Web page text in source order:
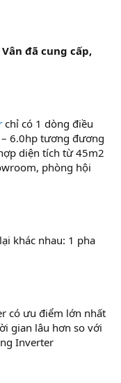
đã cung cấp,
chỉ có 1 dòng điều
6.0hp tương đương
diện tích từ 45m2
phòng hội
khác nhau: 1 pha
có ưu điểm lớn nhất
gian lâu hơn so với
Inverter